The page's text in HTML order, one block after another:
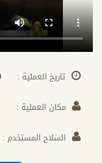
تاريخ العملية :
مكان العملية :
السلاح المستخدم :